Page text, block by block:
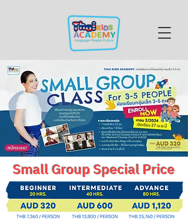
Small Group SpecialPrice